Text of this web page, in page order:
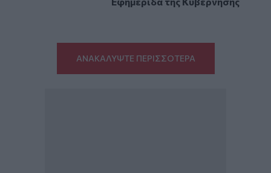
ΑΝΑΚΑΛΥΨΤΕ ΠΕΡΙΣΣΟΤΕΡΑ